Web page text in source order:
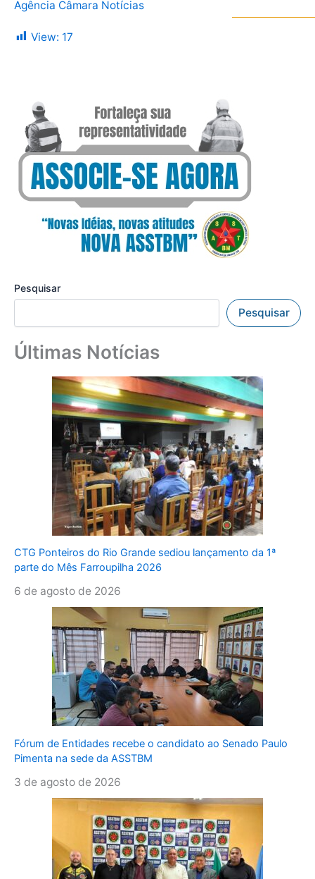
Agência Câmara Notícias
View: 17
Pesquisar
Pesquisar
Últimas Notícias
CTG Ponteiros do Rio Grande sediou lançamento da 1ª
parte do Mês Farroupilha 2026
6 de agosto de 2026
Fórum de Entidades recebe o candidato ao Senado Paulo
Pimenta na sede da ASSTBM
3 de agosto de 2026